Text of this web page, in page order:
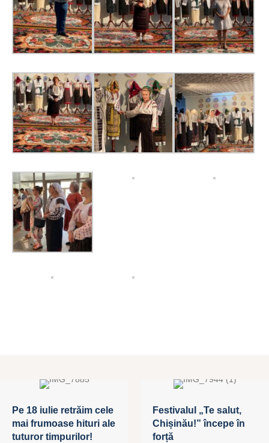
Pe 18 iulie retrăim cele
mai frumoase hituri ale
tuturor timpurilor!
Festivalul „Te salut,
Chișinău!” începe în
forță